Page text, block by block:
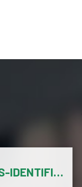
PROBLEMA D'ACCÉS-IDENTIFICACIÓ